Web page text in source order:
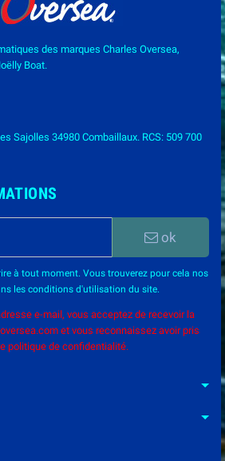
des marques Charles Oversea,
Boat.
Sajolles 34980 Combaillaux. RCS: 509 700
ok
à tout moment. Vous trouverez pour cela nos
les conditions d'utilisation du site.
e-mail, vous acceptez de recevoir la
et vous reconnaissez avoir pris
politique de confidentialité.